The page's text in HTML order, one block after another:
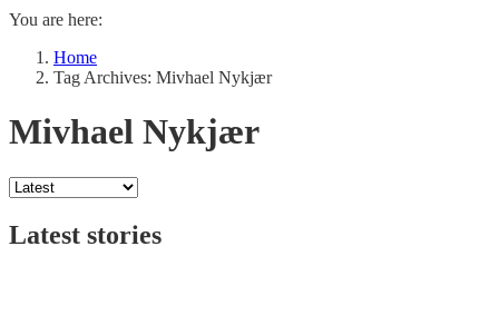
You are here:
Home
Tag Archives: Mivhael Nykjær
Mivhael Nykjær
Latest stories